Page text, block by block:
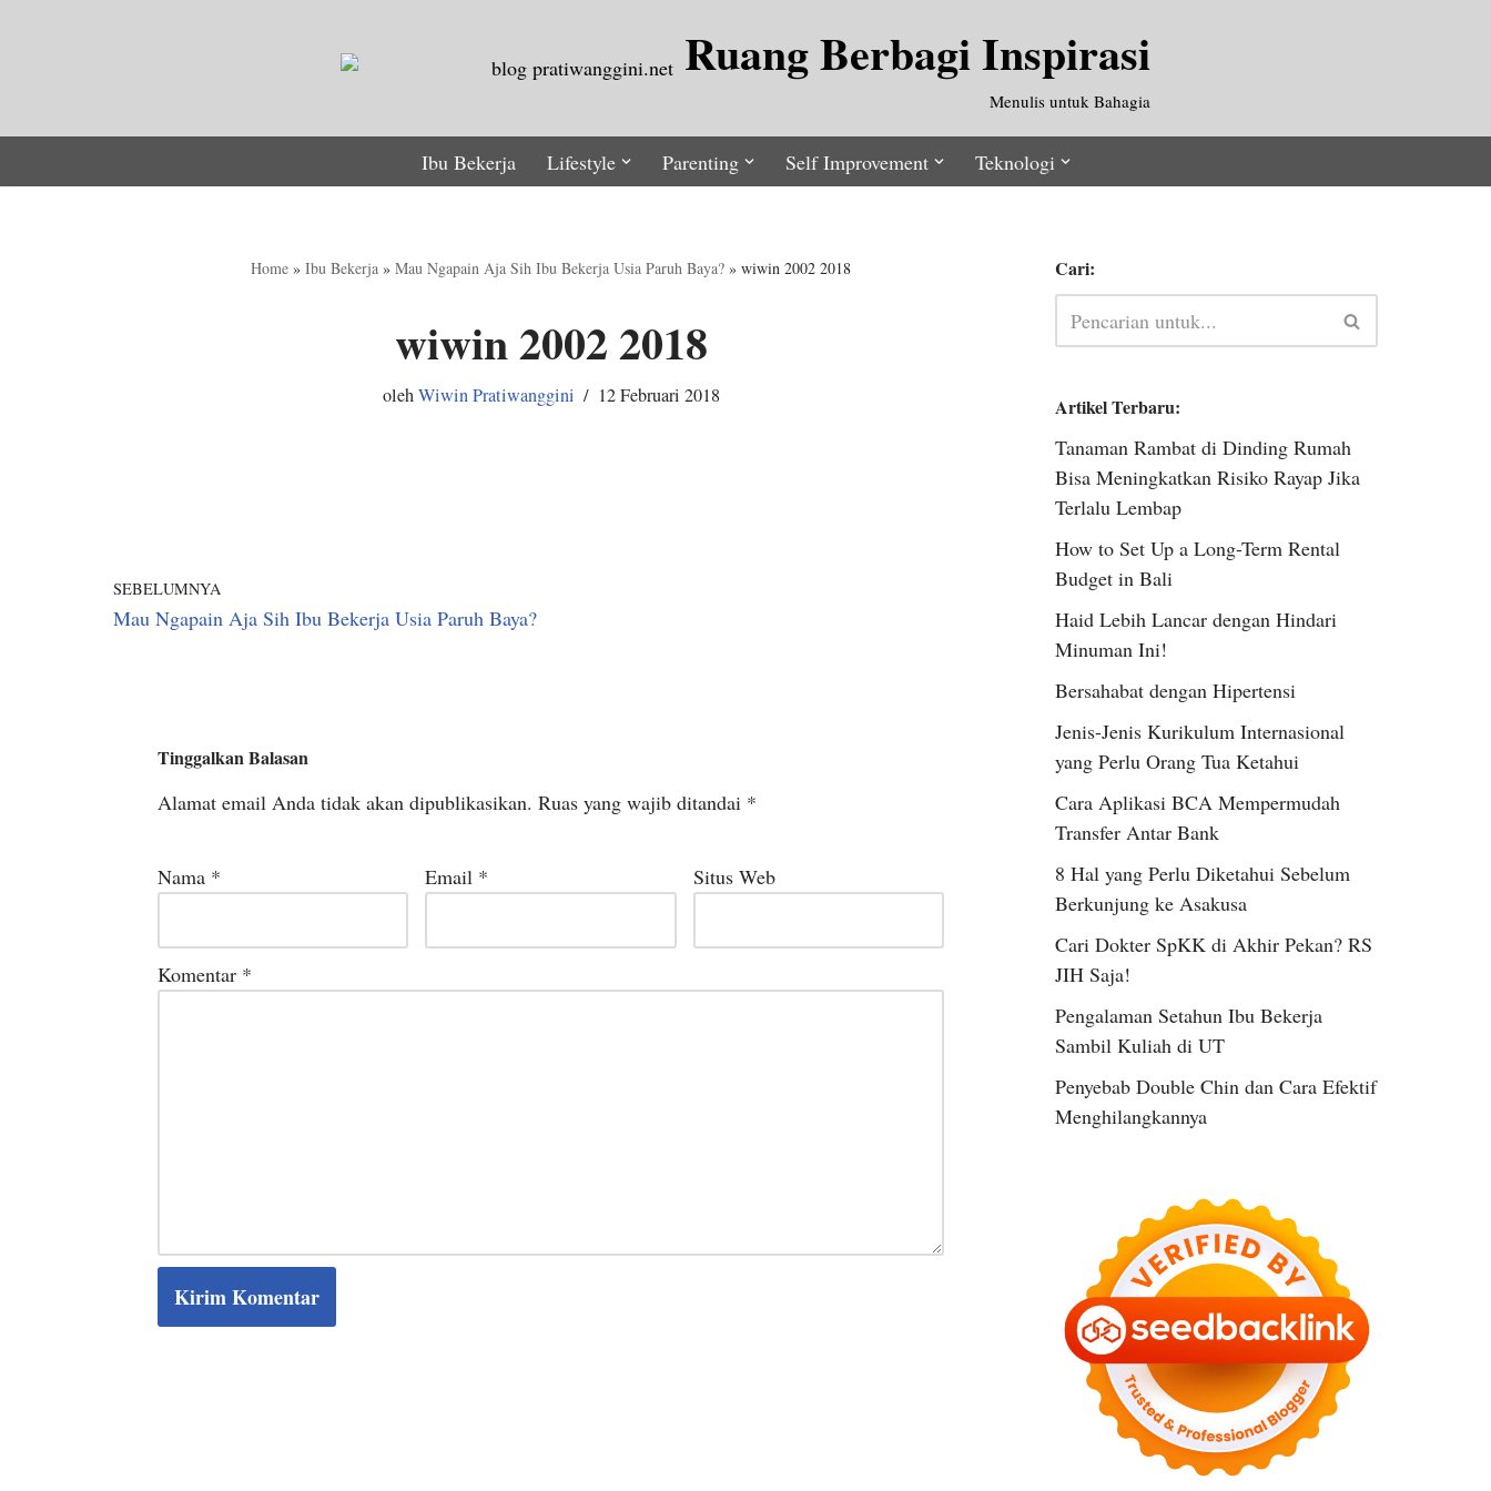
Ruang Berbagi Inspirasi
Menulis untuk Bahagia
Ibu Bekerja Lifestyle Parenting Self Improvement Teknologi
Home » Ibu Bekerja » Mau Ngapain Aja Sih Ibu Bekerja Usia Paruh Baya? » wiwin 2002 2018
wiwin 2002 2018
olehWiwin Pratiwanggini 12 Februari 2018
SEBELUMNYA
Mau Ngapain Aja Sih Ibu Bekerja Usia Paruh Baya?
Tinggalkan Balasan
Alamat email Anda tidak akan dipublikasikan. Ruas yang wajib ditandai *
Nama * Email * Situs Web
Komentar *
Cari:
Artikel Terbaru:
Tanaman Rambat di Dinding Rumah
Bisa Meningkatkan Risiko Rayap Jika
Terlalu Lembap
How to Set Up a Long-Term Rental
Budget in Bali
Haid Lebih Lancar dengan Hindari
Minuman Ini!
Bersahabat dengan Hipertensi
Jenis-Jenis Kurikulum Internasional
yang Perlu Orang Tua Ketahui
Cara Aplikasi BCA Mempermudah
Transfer Antar Bank
8 Hal yang Perlu Diketahui Sebelum
Berkunjung ke Asakusa
Cari Dokter SpKK di Akhir Pekan? RS
JIH Saja!
Pengalaman Setahun Ibu Bekerja
Sambil Kuliah di UT
Penyebab Double Chin dan Cara Efektif
Menghilangkannya